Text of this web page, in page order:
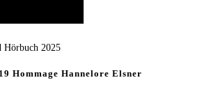
Hörbuch 2025
Hommage Hannelore Elsner